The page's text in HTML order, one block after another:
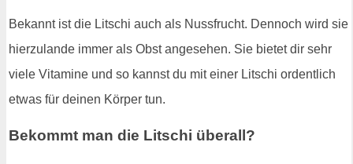
Bekannt ist die Litschi auch als Nussfrucht. Dennoch wird sie
hierzulande immer als Obst angesehen. Sie bietet dir sehr
viele Vitamine und so kannst du mit einer Litschi ordentlich
etwas für deinen Körper tun.
Bekommt man die Litschi überall?